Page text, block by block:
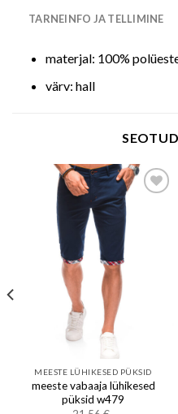
TARNEINFO JA TELLIMINE
materjal: 100%
värv: hall
Add to wishlist
MEESTE LÜHIKESED PÜKSID
meeste vabaaja lühikesed
püksid w479